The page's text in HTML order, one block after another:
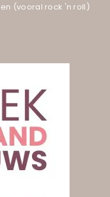
(vooral rock 'n roll)